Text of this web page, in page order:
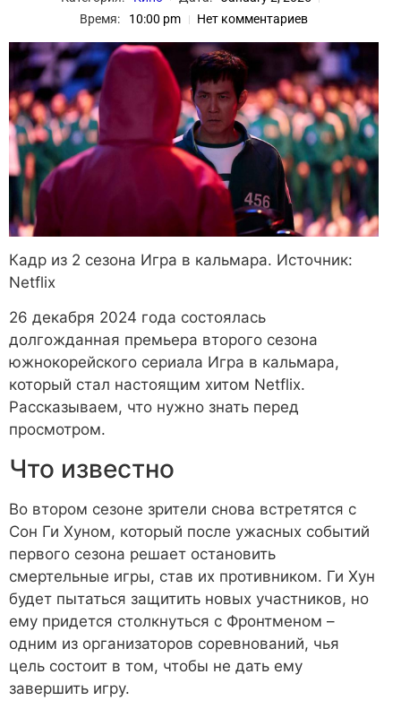
Время:
10:00 pm Нет комментариев
Кадр из 2 сезона Игра в кальмара. Источник:
Netflix
26 декабря 2024 года состоялась
долгожданная премьера второго сезона
южнокорейского сериала Игра в кальмара,
который стал настоящим хитом Netflix.
Рассказываем, что нужно знать перед
просмотром.
Что известно
Во втором сезоне зрители снова встретятся с
Сон Ги Хуном, который после ужасных событий
первого сезона решает остановить
смертельные игры, став их противником. Ги Хун
будет пытаться защитить новых участников, но
ему придется столкнуться с Фронтменом –
одним из организаторов соревнований, чья
цель состоит в том, чтобы не дать ему
завершить игру.